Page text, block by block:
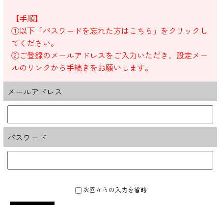
【手順】
①以下「パスワードを忘れた方はこちら」をクリックし
てください。
②ご登録のメールアドレスをご入力いただき、設定メー
ルのリンクから手続きをお願いします。
メールアドレス
パスワード
次回からの入力を省略